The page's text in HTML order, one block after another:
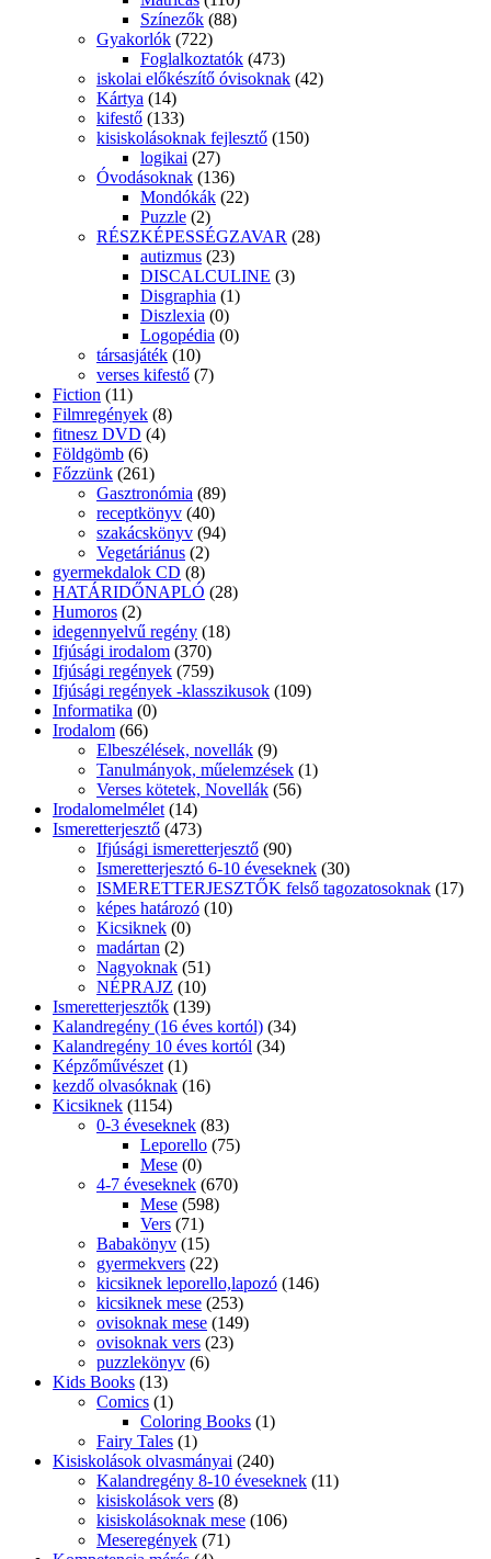
Színezők (88)
Gyakorlók (722)
Foglalkoztatók (473)
iskolai előkészítő óvisoknak (42)
Kártya (14)
kifestő (133)
kisiskolásoknak fejlesztő (150)
logikai (27)
Óvodásoknak (136)
Mondókák (22)
Puzzle (2)
RÉSZKÉPESSÉGZAVAR (28)
autizmus (23)
DISCALCULINE (3)
Disgraphia (1)
Diszlexia (0)
Logopédia (0)
társasjáték (10)
verses kifestő (7)
Fiction (11)
Filmregények (8)
fitnesz DVD (4)
Földgömb (6)
Főzzünk (261)
Gasztronómia (89)
receptkönyv (40)
szakácskönyv (94)
Vegetáriánus (2)
gyermekdalok CD (8)
HATÁRIDŐNAPLÓ (28)
Humoros (2)
idegennyelvű regény (18)
Ifjúsági irodalom (370)
Ifjúsági regények (759)
Ifjúsági regények -klasszikusok (109)
Informatika (0)
Irodalom (66)
Elbeszélések, novellák (9)
Tanulmányok, műelemzések (1)
Verses kötetek, Novellák (56)
Irodalomelmélet (14)
Ismeretterjesztő (473)
Ifjúsági ismeretterjesztő (90)
Ismeretterjesztó 6-10 éveseknek (30)
ISMERETTERJESZTŐK felső tagozatosoknak (17)
képes határozó (10)
Kicsiknek (0)
madártan (2)
Nagyoknak (51)
NÉPRAJZ (10)
Ismeretterjesztők (139)
Kalandregény (16 éves kortól) (34)
Kalandregény 10 éves kortól (34)
Képzőművészet (1)
kezdő olvasóknak (16)
Kicsiknek (1154)
0-3 éveseknek (83)
Leporello (75)
Mese (0)
4-7 éveseknek (670)
Mese (598)
Vers (71)
Babakönyv (15)
gyermekvers (22)
kicsiknek leporello,lapozó (146)
kicsiknek mese (253)
ovisoknak mese (149)
ovisoknak vers (23)
puzzlekönyv (6)
Kids Books (13)
Comics (1)
Coloring Books (1)
Fairy Tales (1)
Kisiskolások olvasmányai (240)
Kalandregény 8-10 éveseknek (11)
kisiskolások vers (8)
kisiskolásoknak mese (106)
Meseregények (71)